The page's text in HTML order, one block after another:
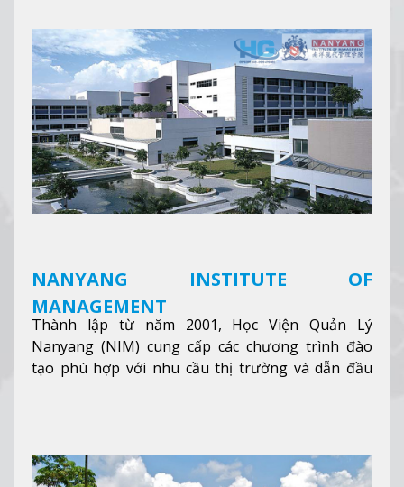
NANYANG INSTITUTE OF
MANAGEMENT
Thành lập từ năm 2001, Học Viện Quản Lý
Nanyang (NIM) cung cấp các chương trình đào
tạo phù hợp với nhu cầu thị trường và dẫn đầu
học tập và nghiên cứu chất lượng nhằm nâng cao
kỹ năng, kiến thức và năng lực của sinh viên và các